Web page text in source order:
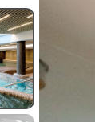
of small